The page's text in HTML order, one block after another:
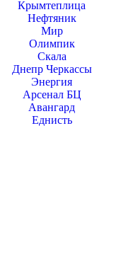
Крымтеплица
Нефтяник
Мир
Олимпик
Скала
Днепр Черкассы
Энергия
Арсенал БЦ
Авангард
Еднисть